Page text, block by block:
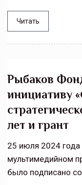
Читать
Рыбаков
инициативу
лет и грант
25 июля 2024
мультимедийном
было подписано